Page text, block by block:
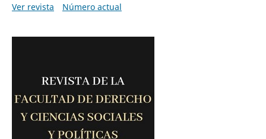
Ver revista Número actual